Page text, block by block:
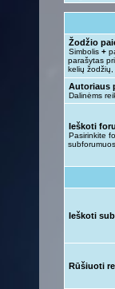
Žodžio
Simbolis +
parašytas
kelių žodžių,
Autoriaus
Dalinėms
Ieškoti
Pasirinkite
Ieškoti
Rūšiuoti